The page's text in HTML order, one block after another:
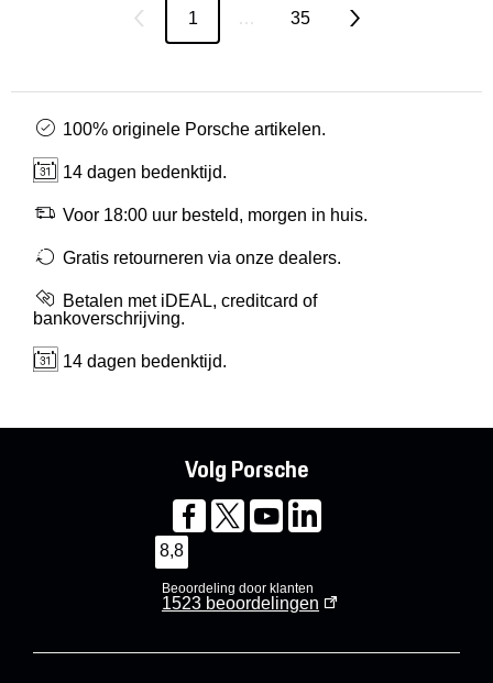
1 … 35
100% originele Porsche artikelen.
14 dagen bedenktijd.
Voor 18:00 uur besteld, morgen in huis.
Gratis retourneren via onze dealers.
Betalen met iDEAL, creditcard of
bankoverschrijving.
14 dagen bedenktijd.
Volg Porsche
8,8
Beoordeling door klanten
1523 beoordelingen